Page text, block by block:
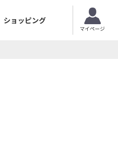
ショッピング
マイページ